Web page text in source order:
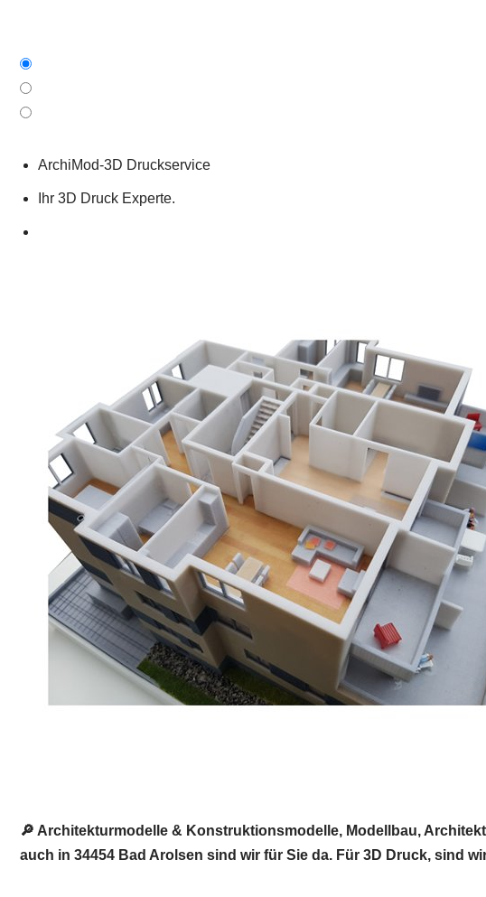
ArchiMod-3D Druckservice
Ihr 3D Druck Experte.
🔎 Architekturmodelle & Konstruktionsmodelle, Modellbau,
auch in 34454 Bad Arolsen sind wir für Sie da. Für 3D Druck, sind